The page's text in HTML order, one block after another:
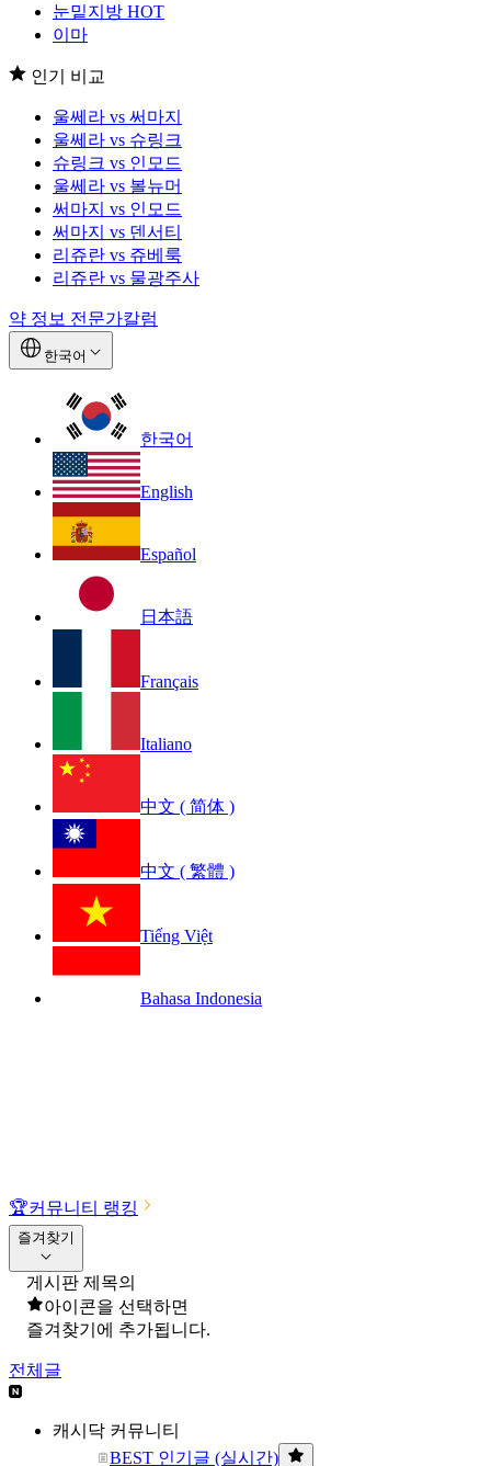
눈밑지방 HOT
이마
인기 비교
울쎄라 vs 써마지
울쎄라 vs 슈링크
슈링크 vs 인모드
울쎄라 vs 볼뉴머
써마지 vs 인모드
써마지 vs 덴서티
리쥬란 vs 쥬베룩
리쥬란 vs 물광주사
약 정보 전문가칼럼
한국어
한국어
English
Español
日本語
Français
Italiano
中文 ( 简体 )
中文 ( 繁體 )
Tiếng Việt
Bahasa Indonesia
🏆커뮤니티 랭킹
즐겨찾기
게시판 제목의
아이콘을 선택하면
즐겨찾기에 추가됩니다.
전체글
캐시닥 커뮤니티
BEST 인기글 (실시간)